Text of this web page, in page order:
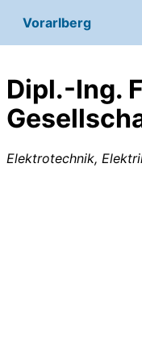
Vorarlberg
Dipl.-Ing.
Elektrotechnik,